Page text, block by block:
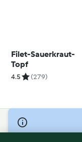
Filet-Sauerkraut-
Topf
4.5 (279)
© Copyright 2026